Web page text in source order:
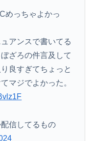
めっちゃよかっ
アンスで書いてる
ざろの件言及して
良すぎてちょっと
マジでよかった。
信してるもの